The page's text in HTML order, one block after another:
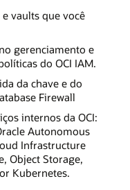
vaults que você
gerenciamento e
do OCI IAM.
da chave e do
Firewall
internos da OCI:
Autonomous
Infrastructure
Object Storage,
Kubernetes.